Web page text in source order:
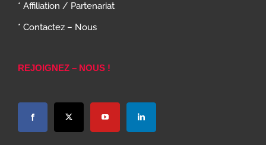
* Affiliation / Partenariat
* Contactez – Nous
REJOIGNEZ – NOUS !